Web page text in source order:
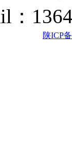
：
陕ICP